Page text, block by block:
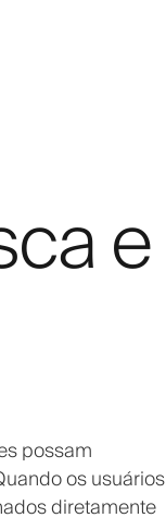
e
possam
os usuários
diretamente